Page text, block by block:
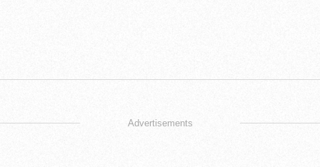
Advertisements